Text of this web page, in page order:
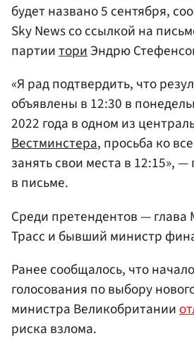
будет названо 5 сентября,
Sky News со ссылкой на
партииториЭндрю
«Я рад подтвердить, что
объявлены в 12:30 в
2022 года в одном из
Вестминстера, просьба ко
занять свои места в 12:15», —
в письме.
Среди претендентов —
Трасс и бывший министр
Ранее сообщалось, что
голосования по выбору
министра Великобритании
риска взлома.